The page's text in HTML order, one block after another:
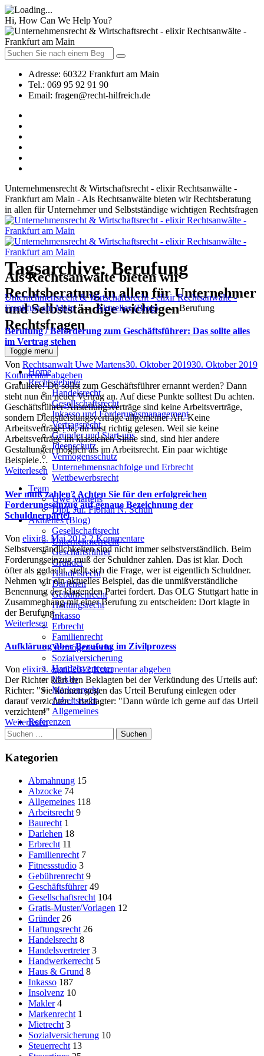
Hi, How Can We Help You?
Adresse: 60322 Frankfurt am Main
Tel.: 069 95 92 91 90
Email: fragen@recht-hilfreich.de
Unternehmensrecht & Wirtschaftsrecht - elixir Rechtsanwälte -
Frankfurt am Main - Als Rechtsanwälte bieten wir Rechtsberatung
in allen für Unternehmer und Selbstständige wichtigen Rechtsfragen
Als Rechtsanwälte bieten wir
Rechtsberatung in allen für Unternehmer
und Selbstständige wichtigen
Rechtsfragen
Toggle menu
Home
Rechtsgebiete
Handelsrecht
Gesellschaftsrecht
Inkasso und Forderungsmanagement
Vertragsrecht
Gründer und Start-ups
Ideenschutz
Vermögensschutz
Unternehmensnachfolge und Erbrecht
Wettbewerbsrecht
Team
Uwe Martens
Dipl. Jur. Florian N. Schuh
Aktuelles (Blog)
Gesellschaftsrecht
Unternehmerrecht
Geschäftsführer
Gründer
Handelsrecht
Darlehen
Gebührenrecht
Haftungsrecht
Inkasso
Erbrecht
Familienrecht
Vermögensrecht
Sozialversicherung
Handelsvertreter
Makler
Markenrecht
Arbeitsrecht
Allgemeines
Referenzen
Kontakt
Tagsarchive:Berufung
Unternehmensrecht & Wirtschaftsrecht - elixir Rechtsanwälte -
Frankfurt am Main →Aktuelles (Blog)→Berufung
Berufung / Beförderung zum Geschäftsführer: Das sollte alles
im Vertrag stehen
Author
Von Rechtsanwalt Uwe MartensPosted
30. Oktober 201930. Oktober 2019
Kommentar abgeben
Gratuliere! Du sollst zum Geschäftsführer ernannt werden? Dann
steht nun ein neuer Vertrag an. Auf diese Punkte solltest Du achten.
Geschäftsführer-Anstellungsverträge sind keine Arbeitsverträge,
sondern Dienstleistungsverträge allgemeiner Art. Keine
Arbeitsverträge! Ja, du hast richtig gelesen. Weil sie keine
Arbeitsverträge im klassichen Sinne sind, sind hier andere
Gestaltungen möglich als im Arbeitsrecht. Ein paar wichtige
Beispiele…
Weiterlesen
Wer muß zahlen? Achten Sie für den erfolgreichen
Forderungseinzug auf genaue Bezeichnung der
Schuldnerpartei
Author
Von elixirPosted
on
8. Mai 2012 2 Kommentarezu
Wer
muß
zahlen?
Achten
Sie
für
auf
genaue
Bezeichnung
der
Schuldnerpartei
Selbstverständlichkeiten sind nicht immer selbstverständlich. Beim
Forderungseinzug muß der Schuldner zahlen. Das ist klar. Doch
öfter als gedacht, stellt sich die Frage, wer ist eigentlich Schuldner.
Nehmen wir ein aktuelles Beispiel, das die unmißverständliche
Benennung der klagenden Partei fordert. Das OLG Stuttgart hatte in
Zusammenhang mit einer Berufung zu entscheiden: Dort klagte in
der Berufung…
Weiterlesen
Aufklärung über Berufung im Zivilprozess
Author
Von elixirPosted
on
3. April 2012 Kommentar abgeben
Der Richter klärt den Beklagten bei der Verkündung des Urteils auf:
Richter: "Sie können gegen das Urteil Berufung einlegen oder
darauf verzichten." Beklagter: "Dann würde ich gerne auf das Urteil
verzichten!"
Weiterlesen
Suchen
nach:
Kategorien
Abmahnung 15
Abzocke 74
Allgemeines 118
Arbeitsrecht 9
Baurecht 1
Darlehen 18
Erbrecht 11
Familienrecht 7
Fitnessstudio 3
Gebührenrecht 9
Geschäftsführer 49
Gesellschaftsrecht 104
Gratis-Muster/Vorlagen 12
Gründer 26
Haftungsrecht 26
Handelsrecht 8
Handelsvertreter 3
Handwerkerrecht 5
Haus & Grund 8
Inkasso 187
Insolvenz 10
Makler 4
Markenrecht 1
Mietrecht 3
Sozialversicherung 10
Steuerrecht 13